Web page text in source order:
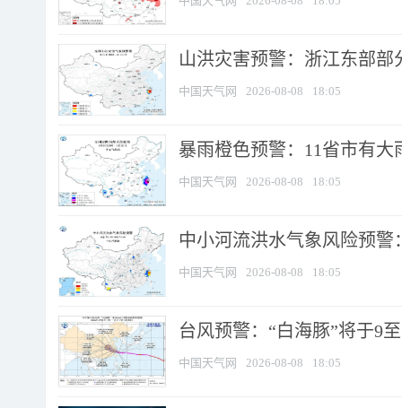
山洪灾害预警：浙江东部
中国天气网 2026-08-08 18:05
暴雨橙色预警：11省市有
中国天气网 2026-08-08 18:05
中小河流洪水气象风险预
中国天气网 2026-08-08 18:05
台风预警：“白海豚”将于9
中国天气网 2026-08-08 18:05